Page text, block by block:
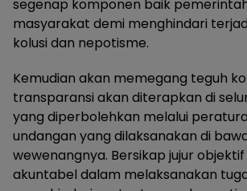
segenap komponen baik
masyarakat demi menghindari
kolusi dan nepotisme.
Kemudian akan memegang teguh
transparansi akan diterapkan di
yang diperbolehkan melalui
undangan yang dilaksanakan di
wewenangnya. Bersikap jujur
akuntabel dalam melaksanakan